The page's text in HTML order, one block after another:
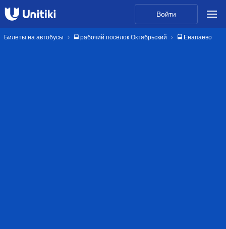
Войти
Билеты на автобусы 🚍 рабочий посёлок Октябрьский 🚍 Енапаево